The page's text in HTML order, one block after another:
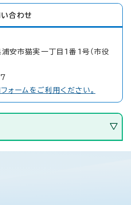
合わせ
市猫実一丁目1番1号（市役
ォームをご利用ください。